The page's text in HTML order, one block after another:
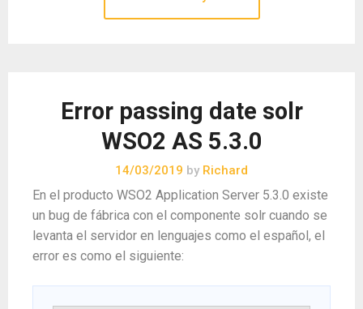
Error passing date solr
WSO2 AS 5.3.0
14/03/2019 by Richard
En el producto WSO2 Application Server 5.3.0 existe
un bug de fábrica con el componente solr cuando se
levanta el servidor en lenguajes como el español, el
error es como el siguiente: